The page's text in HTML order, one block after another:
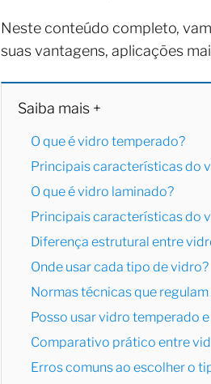
Neste conteúdo completo,
suas vantagens, aplicações
Saiba mais +
O que é vidro temperado?
Principais características do
O que é vidro laminado?
Principais características do
Diferença estrutural entre
Onde usar cada tipo de vidro?
Normas técnicas que
Posso usar vidro temperado
Comparativo prático entre
Erros comuns ao escolher o